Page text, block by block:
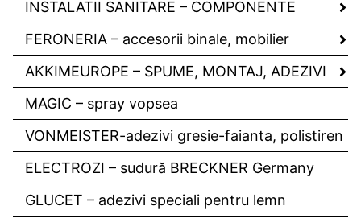
INSTALATII SANITARE – COMPONENTE
FERONERIA – accesorii binale, mobilier
AKKIMEUROPE – SPUME, MONTAJ, ADEZIVI
MAGIC – spray vopsea
VONMEISTER-adezivi gresie-faianta, polistiren
ELECTROZI – sudură BRECKNER Germany
GLUCET – adezivi speciali pentru lemn